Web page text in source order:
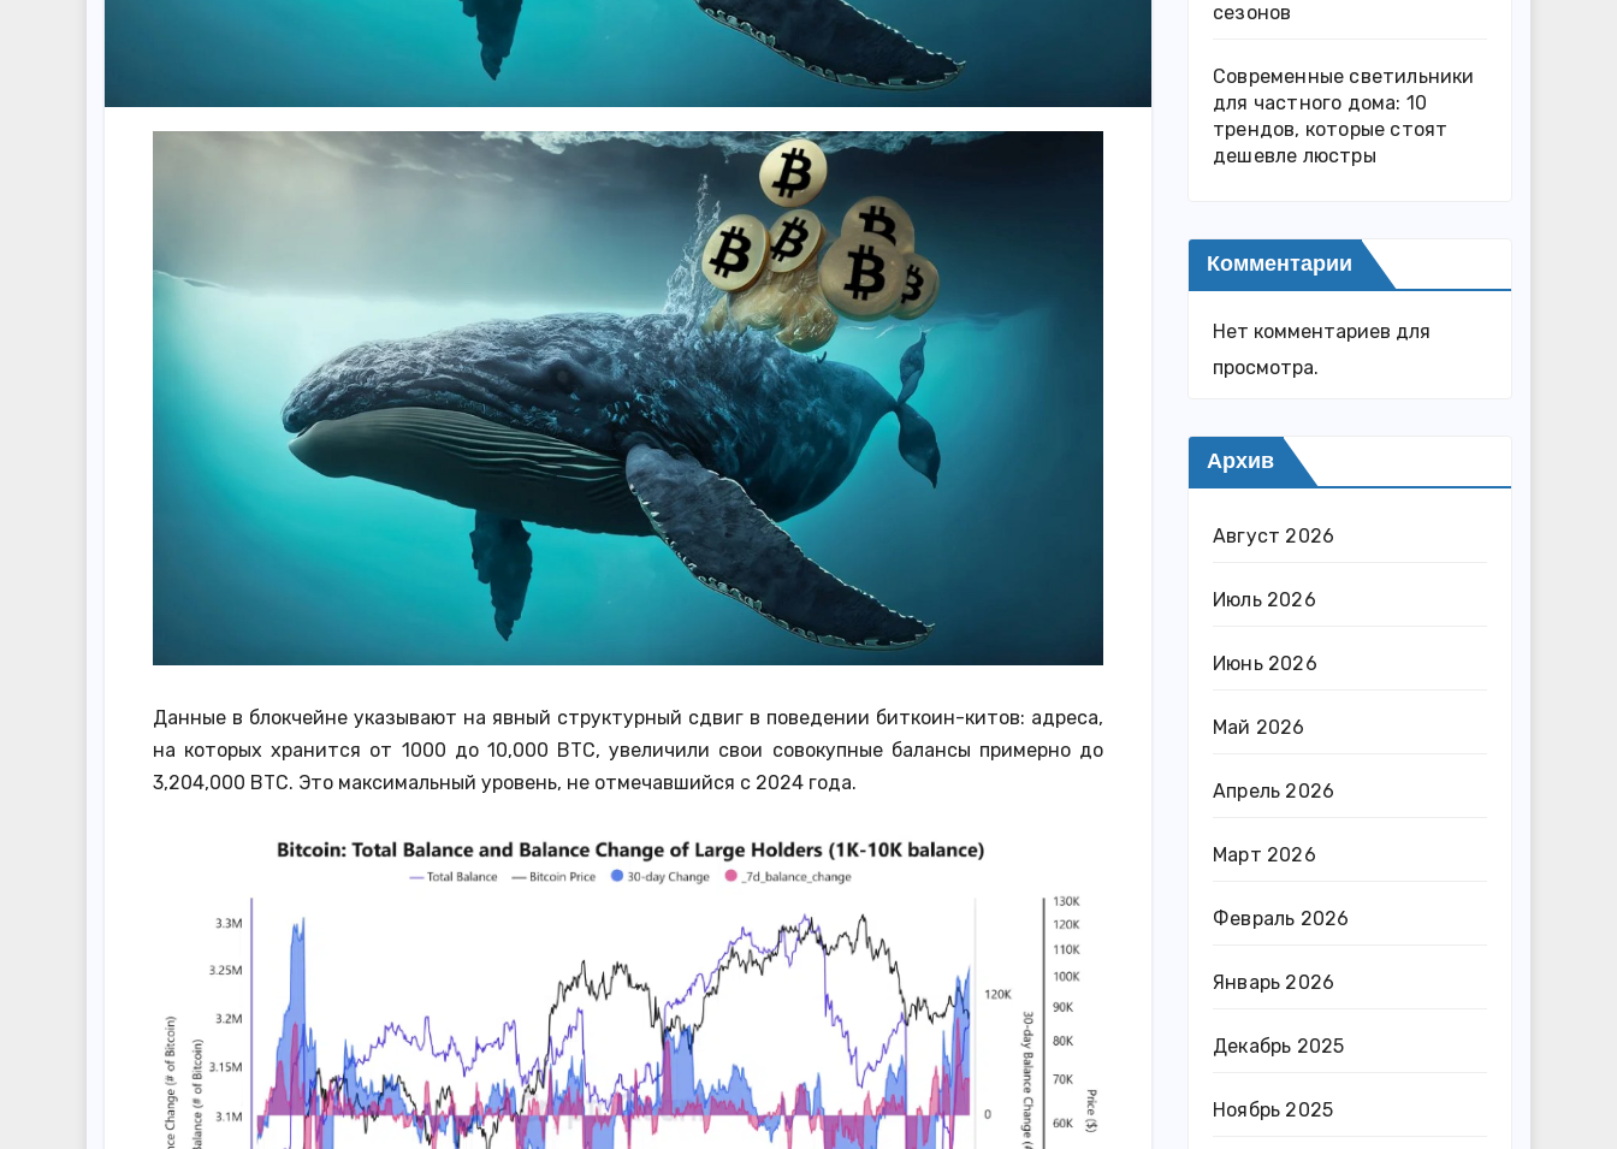
Данные в блокчейне указывают на явный структурный сдвиг в поведении биткоин-китов: адреса,
на которых хранится от 1000 до 10,000 BTC, увеличили свои совокупные балансы примерно до
3,204,000 BTC. Это максимальный уровень, не отмечавшийся с 2024 года.
сезонов
Современные светильники
для частного дома: 10
трендов, которые стоят
дешевле люстры
Комментарии
Нет комментариев для
просмотра.
Архив
Август 2026
Июль 2026
Июнь 2026
Май 2026
Апрель 2026
Март 2026
Февраль 2026
Январь 2026
Декабрь 2025
Ноябрь 2025